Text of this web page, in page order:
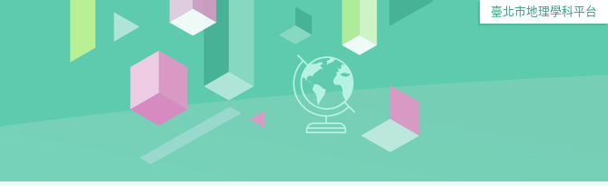
臺北市地理學科平台